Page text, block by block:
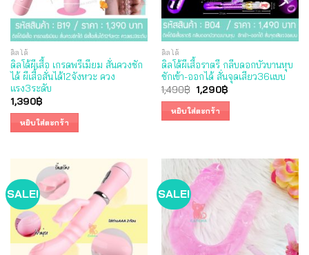
ดิลโด้
ดิลโด้ผีเสื้อ เกรดพรีเมียม สั่นควงชัก
ได้ ผีเสื้อสั่นได้12จังหวะ ควง
แรง3ระดับ
1,390฿
หยิบใส่ตะกร้า
ดิลโด้
ดิลโด้ผีเสื้อราตรี กลีบดอกบัวบานหุบ
ชักเข้า-ออกได้ สั่นจุดเสียว36แบบ
1,490฿ Original
price
was:
1,490฿.
1,290฿Current
หยิบใส่ตะกร้า
SALE! SALE!